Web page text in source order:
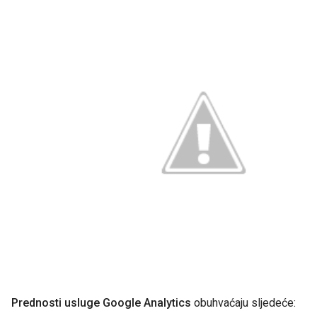
Prednosti usluge Google Analytics obuhvaćaju sljedeće: